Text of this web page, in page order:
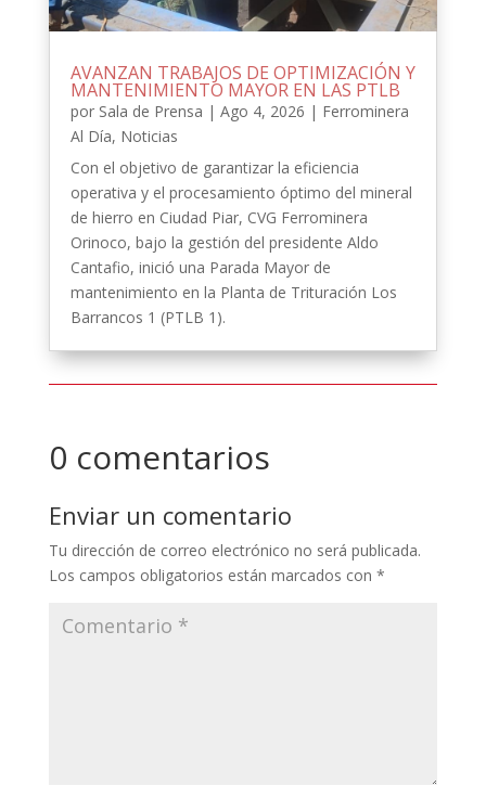
AVANZAN TRABAJOS DE OPTIMIZACIÓN Y
MANTENIMIENTO MAYOR EN LAS PTLB
por Sala de Prensa | Ago 4, 2026 | Ferrominera
Al Día, Noticias
Con el objetivo de garantizar la eficiencia
operativa y el procesamiento óptimo del mineral
de hierro en Ciudad Piar, CVG Ferrominera
Orinoco, bajo la gestión del presidente Aldo
Cantafio, inició una Parada Mayor de
mantenimiento en la Planta de Trituración Los
Barrancos 1 (PTLB 1).
0 comentarios
Enviar un comentario
Tu dirección de correo electrónico no será publicada.
Los campos obligatorios están marcados con *